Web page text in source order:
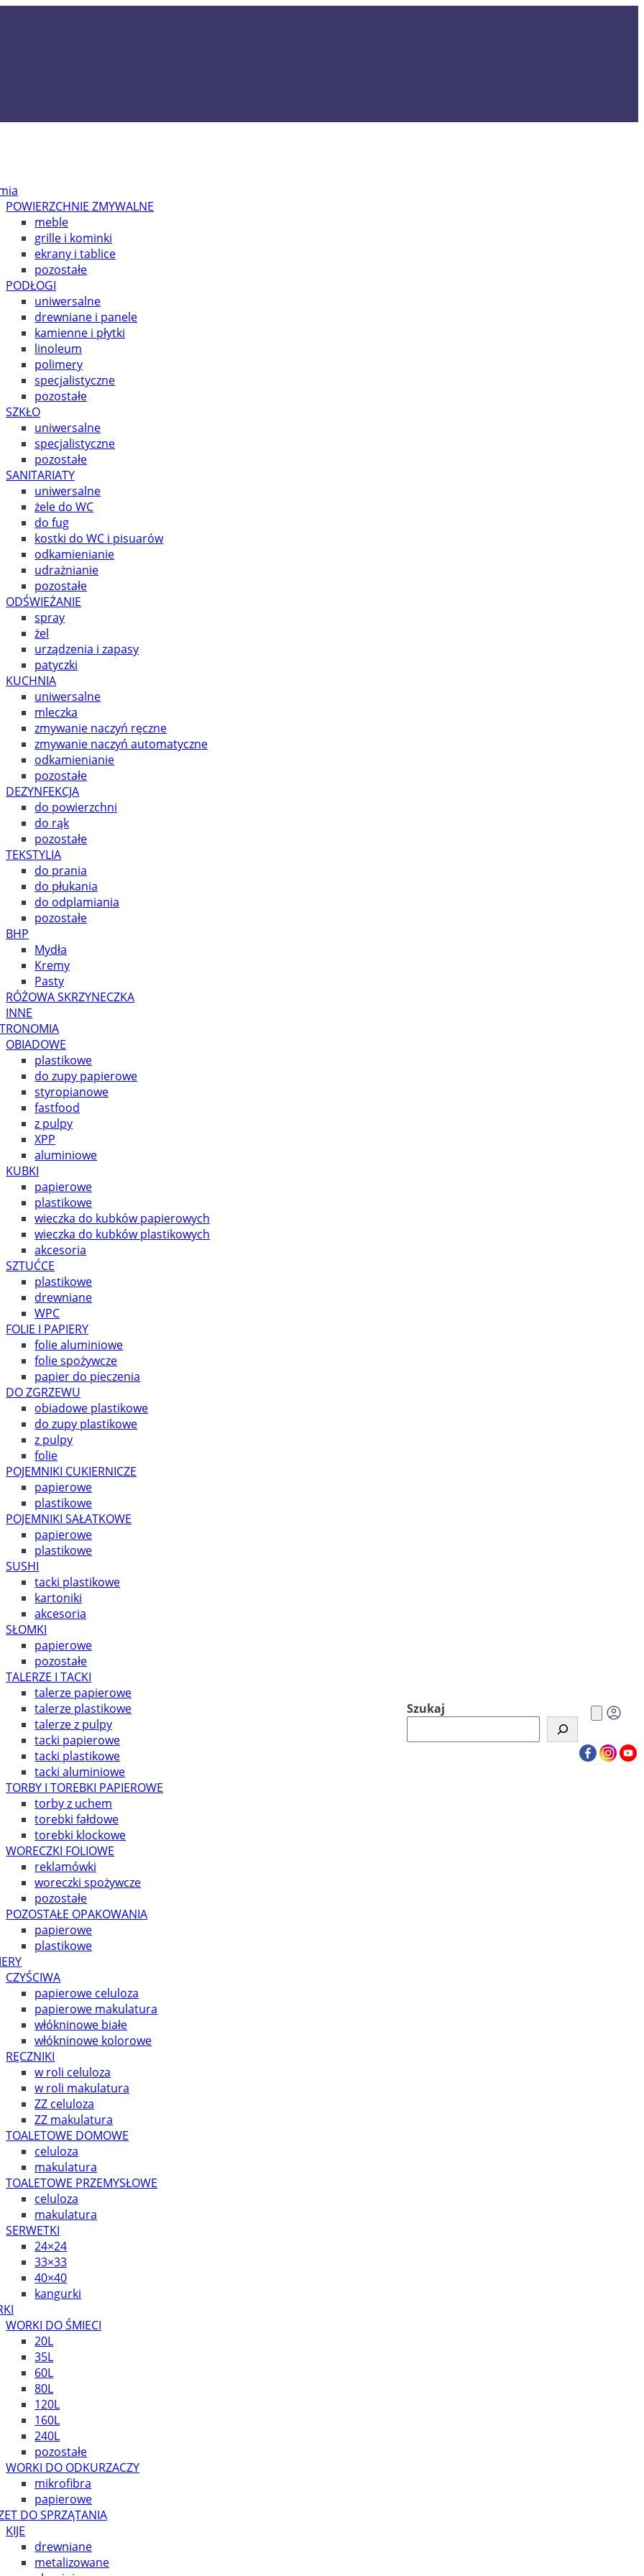
POWIERZCHNIE ZMYWALNE
meble
grille i kominki
ekrany i tablice
pozostałe
PODŁOGI
uniwersalne
drewniane i panele
kamienne i płytki
linoleum
polimery
specjalistyczne
pozostałe
SZKŁO
uniwersalne
specjalistyczne
pozostałe
SANITARIATY
uniwersalne
żele do WC
do fug
kostki do WC i pisuarów
odkamienianie
udrażnianie
pozostałe
ODŚWIEŻANIE
spray
żel
urządzenia i zapasy
patyczki
KUCHNIA
uniwersalne
mleczka
zmywanie naczyń ręczne
zmywanie naczyń automatyczne
odkamienianie
pozostałe
DEZYNFEKCJA
do powierzchni
do rąk
pozostałe
TEKSTYLIA
do prania
do płukania
do odplamiania
pozostałe
BHP
Mydła
Kremy
Pasty
RÓŻOWA SKRZYNECZKA
INNE
OBIADOWE
plastikowe
do zupy papierowe
styropianowe
fastfood
z pulpy
XPP
aluminiowe
KUBKI
papierowe
plastikowe
wieczka do kubków papierowych
wieczka do kubków plastikowych
akcesoria
SZTUĆCE
plastikowe
drewniane
WPC
FOLIE I PAPIERY
folie aluminiowe
folie spożywcze
papier do pieczenia
DO ZGRZEWU
obiadowe plastikowe
do zupy plastikowe
z pulpy
folie
POJEMNIKI CUKIERNICZE
papierowe
plastikowe
POJEMNIKI SAŁATKOWE
papierowe
plastikowe
SUSHI
tacki plastikowe
kartoniki
akcesoria
SŁOMKI
papierowe
pozostałe
TALERZE I TACKI
talerze papierowe
talerze plastikowe
talerze z pulpy
tacki papierowe
tacki plastikowe
tacki aluminiowe
TORBY I TOREBKI PAPIEROWE
torby z uchem
torebki fałdowe
torebki klockowe
WORECZKI FOLIOWE
reklamówki
woreczki spożywcze
pozostałe
POZOSTAŁE OPAKOWANIA
papierowe
plastikowe
CZYŚCIWA
papierowe celuloza
papierowe makulatura
włókninowe białe
włókninowe kolorowe
RĘCZNIKI
w roli celuloza
w roli makulatura
ZZ celuloza
ZZ makulatura
TOALETOWE DOMOWE
celuloza
makulatura
TOALETOWE PRZEMYSŁOWE
celuloza
makulatura
SERWETKI
24×24
33×33
40×40
kangurki
WORKI DO ŚMIECI
20L
35L
60L
80L
120L
160L
240L
pozostałe
WORKI DO ODKURZACZY
mikrofibra
papierowe
DO SPRZĄTANIA
KIJE
drewniane
metalizowane
Szukaj